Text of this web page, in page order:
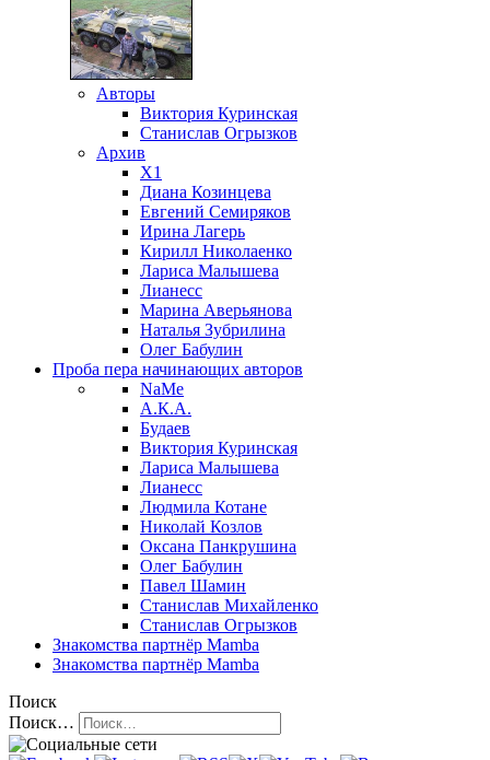
Авторы
Виктория Куринская
Станислав Огрызков
Архив
X1
Диана Козинцева
Евгений Семиряков
Ирина Лагерь
Кирилл Николаенко
Лариса Малышева
Лианесс
Марина Аверьянова
Наталья Зубрилина
Олег Бабулин
Проба пера начинающих авторов
NaMe
А.К.А.
Будаев
Виктория Куринская
Лариса Малышева
Лианесс
Людмила Котане
Николай Козлов
Оксана Панкрушина
Олег Бабулин
Павел Шамин
Станислав Михайленко
Станислав Огрызков
Знакомства партнёр Mamba
Знакомства партнёр Mamba
Поиск
Поиск…